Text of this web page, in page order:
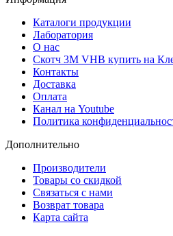
Каталоги продукции
Лаборатория
О нас
Скотч 3M VHB купить на
Контакты
Доставка
Оплата
Канал на Youtube
Политика
Дополнительно
Производители
Товары со скидкой
Связаться с нами
Возврат товара
Карта сайта